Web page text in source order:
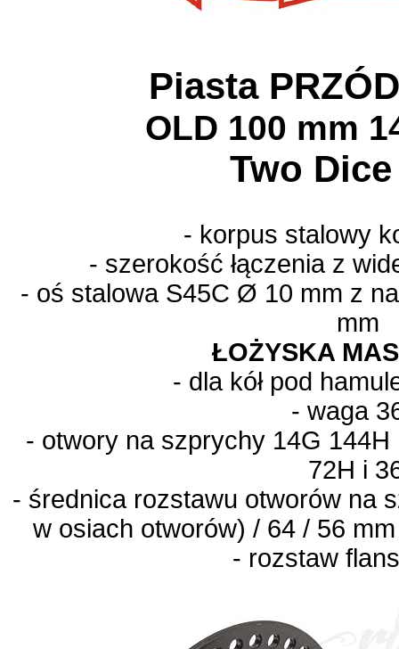
Piasta
OLD 100 mm
Two
- korpus stalowy
- szerokość łączenia z
- oś stalowa S45C Ø 10 mm z
mm
ŁOŻYSKA
- dla kół pod
- waga
- otwory na szprychy 14G
72H i
- średnica rozstawu otworów na
w osiach otworów) / 64 / 56
- rozstaw